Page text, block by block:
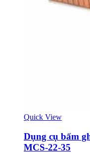
Quick View
Dụng cụ bấm
MCS-22-35